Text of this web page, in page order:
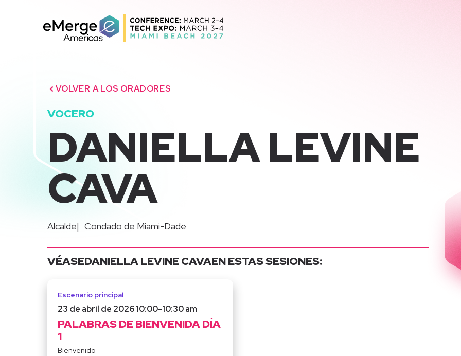
VOLVER A LOS ORADORES
VOCERO
DANIELLA LEVINE
CAVA
|
Alcalde Condado de Miami-Dade
VÉASEDANIELLA LEVINE CAVAEN ESTAS SESIONES:
Escenario principal
23 de abril de 2026 10:00-10:30 am
PALABRAS DE BIENVENIDA DÍA
1
Bienvenido